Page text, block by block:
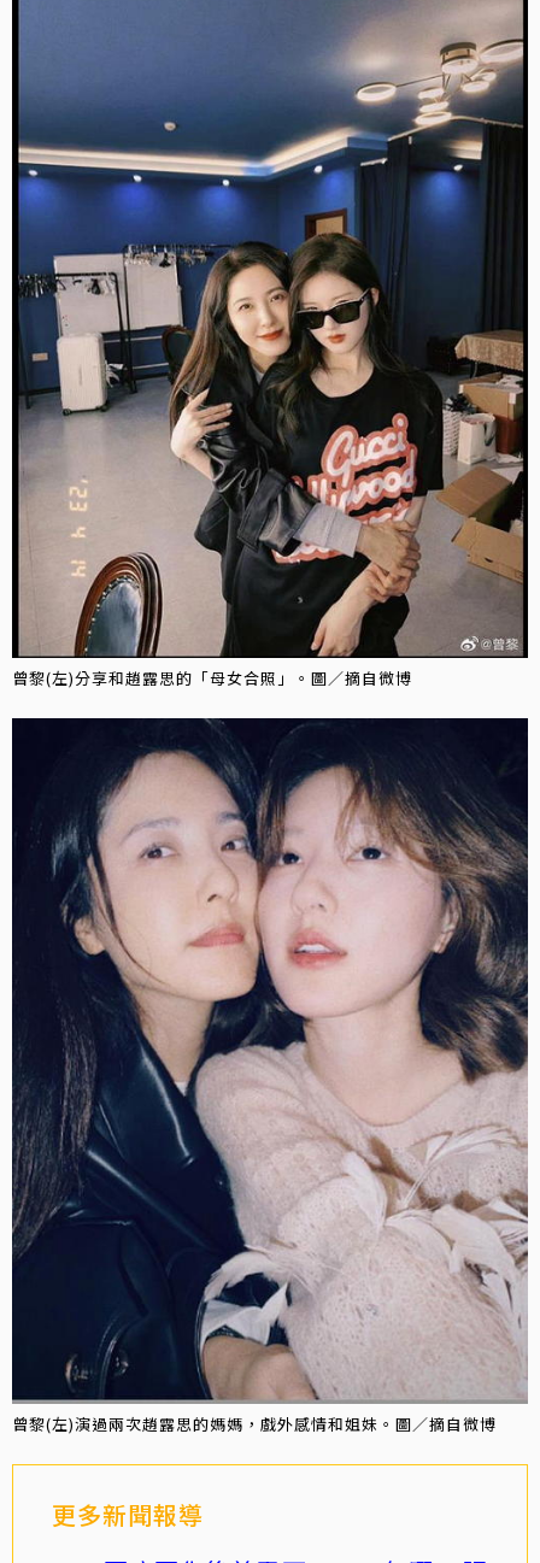
曾黎(左)分享和趙露思的「母女合照」。圖／摘自微博
曾黎(左)演過兩次趙露思的媽媽，戲外感情和姐妹。圖／摘自微博
更多新聞報導